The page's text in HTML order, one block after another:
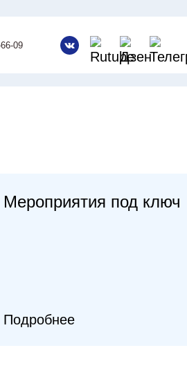
09
Мероприятия под ключ
Подробнее